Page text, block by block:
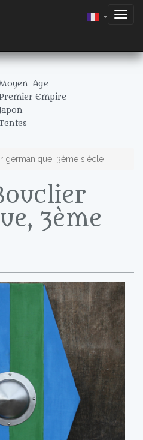
Age
Empire
germanique, 3ème siècle
3ème